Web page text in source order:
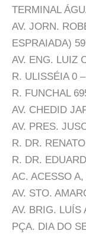
TERMINAL
AV. JORN.
ESPRAIADA)
AV. ENG. LUIZ
R. ULISSÉIA 0
R. FUNCHAL
AV. CHEDID
AV. PRES.
R. DR.
R. DR.
AC. ACESSO
AV. STO.
AV. BRIG. LUÍS
PÇA. DIA DO